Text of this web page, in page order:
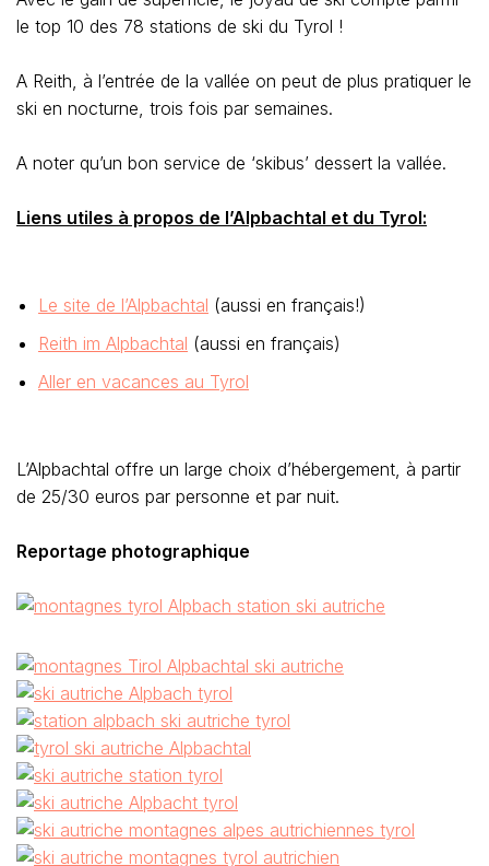
le top 10 des 78 stations de ski du Tyrol !
A Reith, à l’entrée de la vallée on peut de plus pratiquer le
ski en nocturne, trois fois par semaines.
A noter qu’un bon service de ‘skibus’ dessert la vallée.
Liens utiles à propos de l’Alpbachtal et du Tyrol:
Le site de l’Alpbachtal (aussi en français!)
Reith im Alpbachtal (aussi en français)
Aller en vacances au Tyrol
L’Alpbachtal offre un large choix d’hébergement, à partir
de 25/30 euros par personne et par nuit.
Reportage photographique